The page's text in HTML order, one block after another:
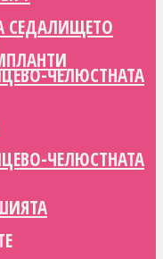
ЧЕЛЮСТНАТА
СЕДАЛИЩЕТО
ЧЕЛЮСТНАТА